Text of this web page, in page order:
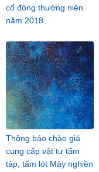
cổ đông thường niên
năm 2018
Thông báo chào giá
cung cấp vật tư tấm
táp, tấm lót Máy nghiền